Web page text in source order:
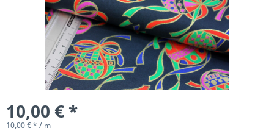
10,00 € *
10,00 € * / m